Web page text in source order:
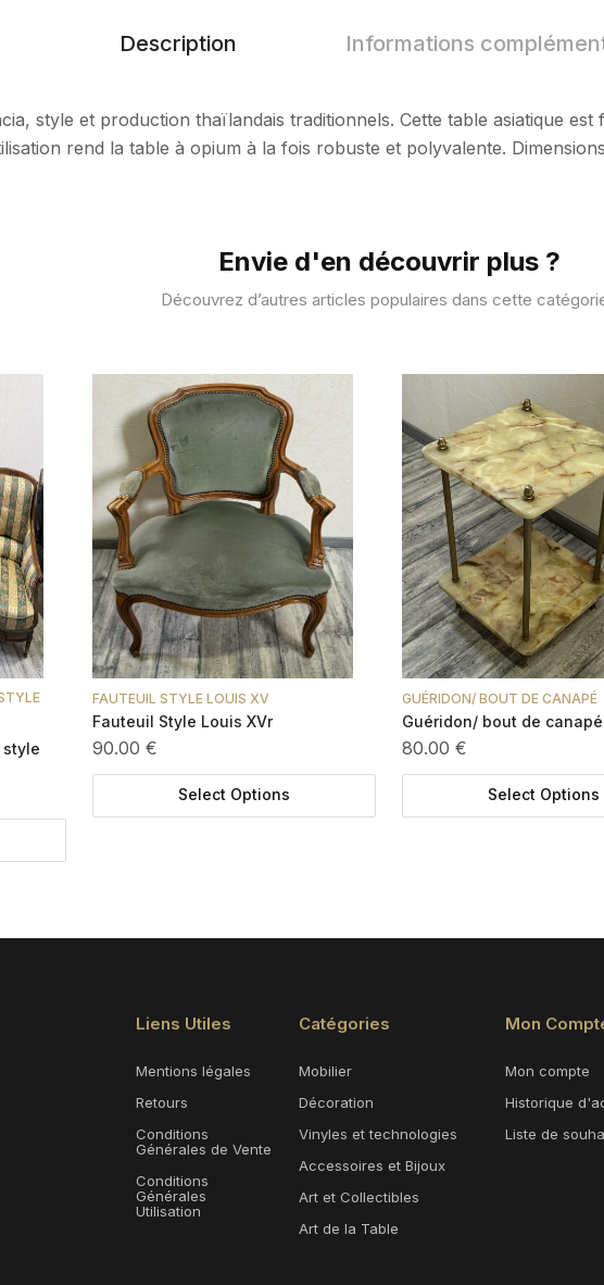
Description Informations
style et production thaïlandais traditionnels. Cette table asiatique
rend la table à opium à la fois robuste et polyvalente.
Envie d'en découvrir plus ?
Découvrez d’autres articles populaires dans cette
FAUTEUIL STYLE LOUIS XV
Fauteuil Style Louis XVr
90.00 €
Select Options
GUÉRIDON/ BOUT DE CANAPÉ
Guéridon/ bout de
80.00 €
Select Options
Liens Utiles
Mentions légales
Retours
Conditions
Générales de Vente
Conditions
Générales
Utilisation
Catégories
Mobilier
Décoration
Vinyles et technologies
Accessoires et Bijoux
Art et Collectibles
Art de la Table
Mon
Mon compte
Historique
Liste de